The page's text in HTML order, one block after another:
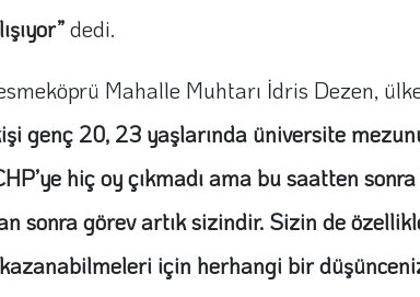
dedi.
Mahalle Muhtarı İdris Dezen,
genç 20, 23 yaşlarında üniversite
hiç oy çıkmadı ama bu saatten
sonra görev artık sizindir. Sizin de
için herhangi bir